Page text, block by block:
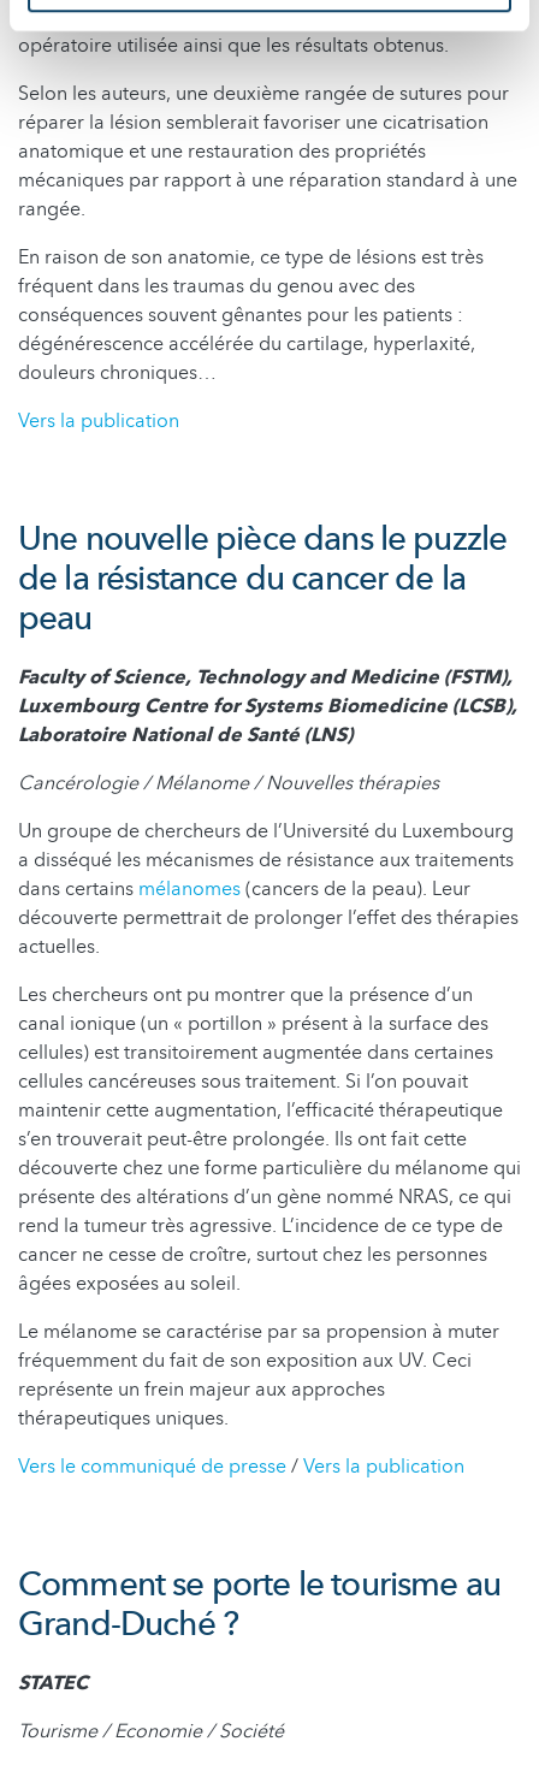
et visuel, ils incluent des vidéos de la technique
opératoire utilisée ainsi que les résultats obtenus.
Selon les auteurs, une deuxième rangée de sutures pour
réparer la lésion semblerait favoriser une cicatrisation
anatomique et une restauration des propriétés
mécaniques par rapport à une réparation standard à une
rangée.
En raison de son anatomie, ce type de lésions est très
fréquent dans les traumas du genou avec des
conséquences souvent gênantes pour les patients :
dégénérescence accélérée du cartilage, hyperlaxité,
douleurs chroniques…
Vers la publication
Une nouvelle pièce dans le puzzle
de la résistance du cancer de la
peau
Faculty of Science, Technology and Medicine (FSTM),
Luxembourg Centre for Systems Biomedicine (LCSB),
Laboratoire National de Santé (LNS)
Cancérologie / Mélanome / Nouvelles thérapies
Un groupe de chercheurs de l’Université du Luxembourg
a disséqué les mécanismes de résistance aux traitements
dans certains mélanomes(cancers de la peau). Leur
découverte permettrait de prolonger l’effet des thérapies
actuelles.
Les chercheurs ont pu montrer que la présence d’un
canal ionique (un « portillon » présent à la surface des
cellules) est transitoirement augmentée dans certaines
cellules cancéreuses sous traitement. Si l’on pouvait
maintenir cette augmentation, l’efficacité thérapeutique
s’en trouverait peut-être prolongée. Ils ont fait cette
découverte chez une forme particulière du mélanome qui
présente des altérations d’un gène nommé NRAS, ce qui
rend la tumeur très agressive. L’incidence de ce type de
cancer ne cesse de croître, surtout chez les personnes
âgées exposées au soleil.
Le mélanome se caractérise par sa propension à muter
fréquemment du fait de son exposition aux UV. Ceci
représente un frein majeur aux approches
thérapeutiques uniques.
Vers le communiqué de presse/Vers la publication
Comment se porte le tourisme au
Grand-Duché ?
STATEC
Tourisme / Economie / Société